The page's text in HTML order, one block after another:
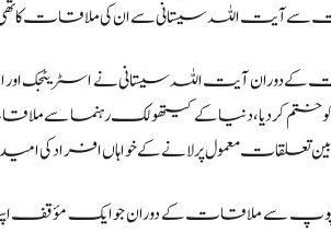
سے آیت اللہ سیستانی سے ان کی ملاقات کا
کے دوران آیت اللہ سیستانی نے اسٹریٹجک
ختم کردیا، دنیا کے کیتھولک رہنما سے
تعلقات معمول پر لانے کے خواہاں افراد کی
سے ملاقات کے دوران جو ایک مؤقف